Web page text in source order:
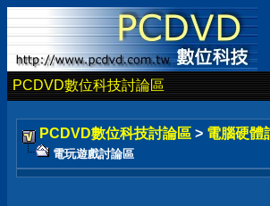
PCDVD數位科技討論區
PCDVD數位科技討論區 > 電腦硬體
電玩遊戲討論區